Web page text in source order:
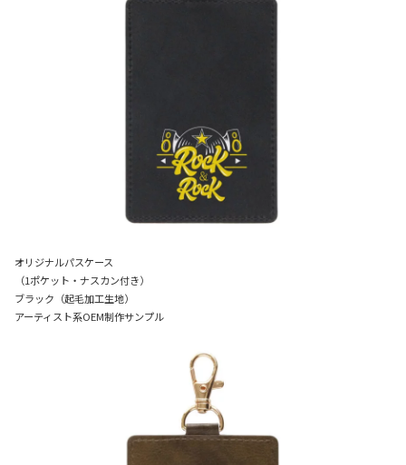
オリジナルパスケース
（1ポケット・ナスカン付き）
ブラック（起毛加工生地）
アーティスト系OEM制作サンプル